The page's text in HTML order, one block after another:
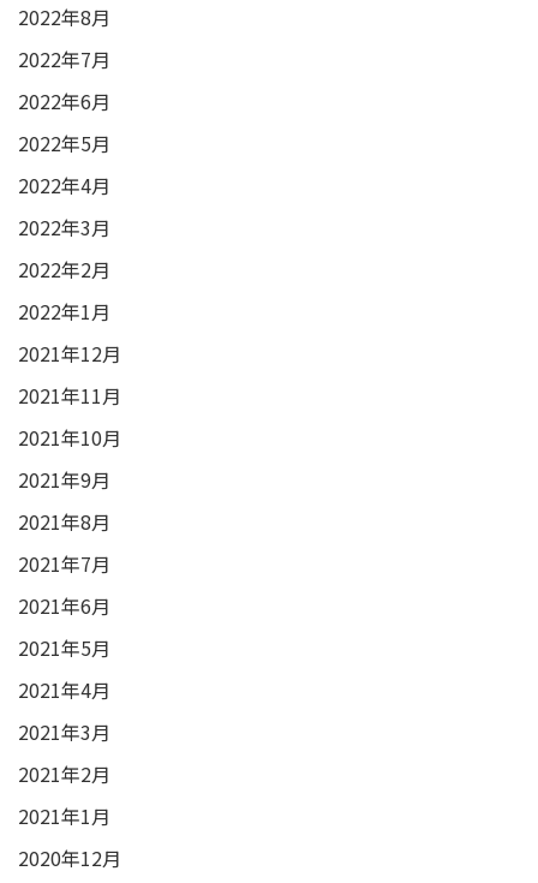
2022年8月
2022年7月
2022年6月
2022年5月
2022年4月
2022年3月
2022年2月
2022年1月
2021年12月
2021年11月
2021年10月
2021年9月
2021年8月
2021年7月
2021年6月
2021年5月
2021年4月
2021年3月
2021年2月
2021年1月
2020年12月